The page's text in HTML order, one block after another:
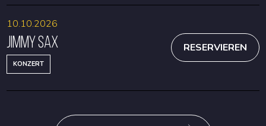
Jimmy Sax
KONZERT
10.10.2026
RESERVIEREN